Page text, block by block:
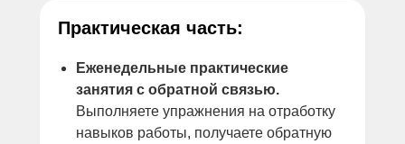
Практическая часть:
Еженедельные практические
занятия с обратной связью.
Выполняете упражнения на отработку
навыков работы, получаете обратную